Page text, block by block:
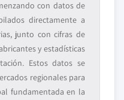
con datos de
directamente a
junto con cifras de
y estadísticas
Estos datos se
regionales para
fundamentada en la